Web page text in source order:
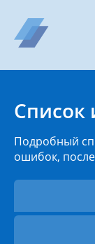
Список
Подробный
ошибок,